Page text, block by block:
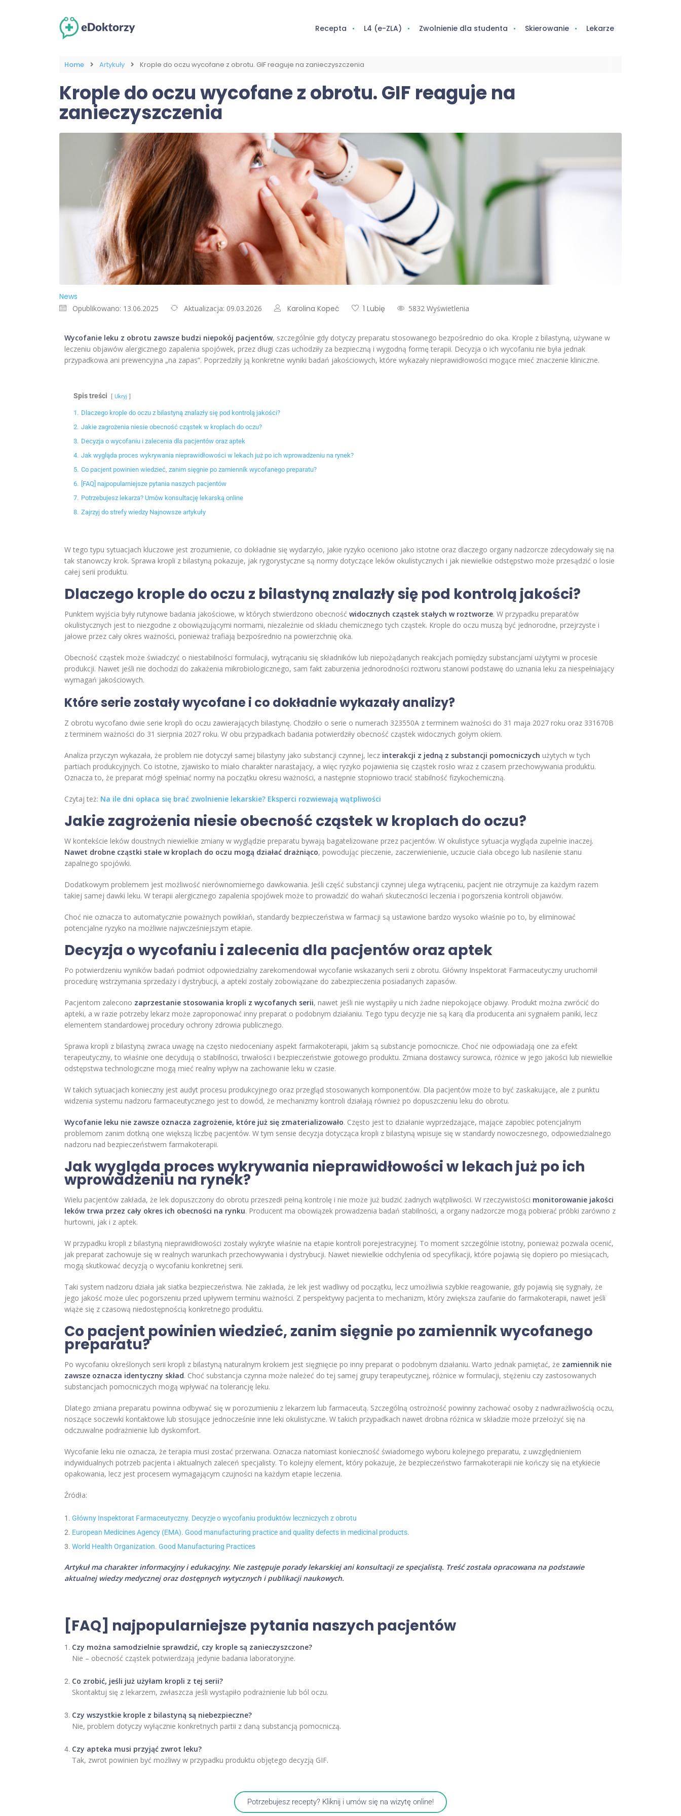
Recepta L4 (e-ZLA) Zwolnienie dla studenta Skierowanie Lekarze
Home Artykuły Krople do oczu wycofane z obrotu. GIF reaguje na zanieczyszczenia
Krople do oczu wycofane z obrotu. GIF reaguje na
zanieczyszczenia
News
Opublikowano: 13.06.2025 Aktualizacja: 09.03.2026 Karolina Kopeć 1 Lubię 5832 Wyświetlenia
Wycofanie leku z obrotu zawsze budzi niepokój pacjentów, szczególnie gdy dotyczy preparatu stosowanego bezpośrednio do oka. Krople z bilastyną, używane w
leczeniu objawów alergicznego zapalenia spojówek, przez długi czas uchodziły za bezpieczną i wygodną formę terapii. Decyzja o ich wycofaniu nie była jednak
przypadkowa ani prewencyjna „na zapas”. Poprzedziły ją konkretne wyniki badań jakościowych, które wykazały nieprawidłowości mogące mieć znaczenie kliniczne.
Spis treści Ukryj
1. Dlaczego krople do oczu z bilastyną znalazły się pod kontrolą jakości?
2. Jakie zagrożenia niesie obecność cząstek w kroplach do oczu?
3. Decyzja o wycofaniu i zalecenia dla pacjentów oraz aptek
4. Jak wygląda proces wykrywania nieprawidłowości w lekach już po ich wprowadzeniu na rynek?
5. Co pacjent powinien wiedzieć, zanim sięgnie po zamiennik wycofanego preparatu?
6. [FAQ] najpopularniejsze pytania naszych pacjentów
7. Potrzebujesz lekarza? Umów konsultację lekarską online
8. Zajrzyj do strefy wiedzy Najnowsze artykuły
W tego typu sytuacjach kluczowe jest zrozumienie, co dokładnie się wydarzyło, jakie ryzyko oceniono jako istotne oraz dlaczego organy nadzorcze zdecydowały się na
tak stanowczy krok. Sprawa kropli z bilastyną pokazuje, jak rygorystyczne są normy dotyczące leków okulistycznych i jak niewielkie odstępstwo może przesądzić o losie
całej serii produktu.
Dlaczego krople do oczu z bilastyną znalazły się pod kontrolą jakości?
Punktem wyjścia były rutynowe badania jakościowe, w których stwierdzono obecność widocznych cząstek stałych w roztworze. W przypadku preparatów
okulistycznych jest to niezgodne z obowiązującymi normami, niezależnie od składu chemicznego tych cząstek. Krople do oczu muszą być jednorodne, przejrzyste i
jałowe przez cały okres ważności, ponieważ trafiają bezpośrednio na powierzchnię oka.
Obecność cząstek może świadczyć o niestabilności formulacji, wytrącaniu się składników lub niepożądanych reakcjach pomiędzy substancjami użytymi w procesie
produkcji. Nawet jeśli nie dochodzi do zakażenia mikrobiologicznego, sam fakt zaburzenia jednorodności roztworu stanowi podstawę do uznania leku za niespełniający
wymagań jakościowych.
Które serie zostały wycofane i co dokładnie wykazały analizy?
Z obrotu wycofano dwie serie kropli do oczu zawierających bilastynę. Chodziło o serie o numerach 323550A z terminem ważności do 31 maja 2027 roku oraz 331670B
z terminem ważności do 31 sierpnia 2027 roku. W obu przypadkach badania potwierdziły obecność cząstek widocznych gołym okiem.
Analiza przyczyn wykazała, że problem nie dotyczył samej bilastyny jako substancji czynnej, lecz interakcji z jedną z substancji pomocniczych użytych w tych
partiach produkcyjnych. Co istotne, zjawisko to miało charakter narastający, a więc ryzyko pojawienia się cząstek rosło wraz z czasem przechowywania produktu.
Oznacza to, że preparat mógł spełniać normy na początku okresu ważności, a następnie stopniowo tracić stabilność fizykochemiczną.
Czytaj też: Na ile dni opłaca się brać zwolnienie lekarskie? Eksperci rozwiewają wątpliwości
Jakie zagrożenia niesie obecność cząstek w kroplach do oczu?
W kontekście leków doustnych niewielkie zmiany w wyglądzie preparatu bywają bagatelizowane przez pacjentów. W okulistyce sytuacja wygląda zupełnie inaczej.
Nawet drobne cząstki stałe w kroplach do oczu mogą działać drażniąco, powodując pieczenie, zaczerwienienie, uczucie ciała obcego lub nasilenie stanu
zapalnego spojówki.
Dodatkowym problemem jest możliwość nierównomiernego dawkowania. Jeśli część substancji czynnej ulega wytrąceniu, pacjent nie otrzymuje za każdym razem
takiej samej dawki leku. W terapii alergicznego zapalenia spojówek może to prowadzić do wahań skuteczności leczenia i pogorszenia kontroli objawów.
Choć nie oznacza to automatycznie poważnych powikłań, standardy bezpieczeństwa w farmacji są ustawione bardzo wysoko właśnie po to, by eliminować
potencjalne ryzyko na możliwie najwcześniejszym etapie.
Decyzja o wycofaniu i zalecenia dla pacjentów oraz aptek
Po potwierdzeniu wyników badań podmiot odpowiedzialny zarekomendował wycofanie wskazanych serii z obrotu. Główny Inspektorat Farmaceutyczny uruchomił
procedurę wstrzymania sprzedaży i dystrybucji, a apteki zostały zobowiązane do zabezpieczenia posiadanych zapasów.
Pacjentom zalecono zaprzestanie stosowania kropli z wycofanych serii, nawet jeśli nie wystąpiły u nich żadne niepokojące objawy. Produkt można zwrócić do
apteki, a w razie potrzeby lekarz może zaproponować inny preparat o podobnym działaniu. Tego typu decyzje nie są karą dla producenta ani sygnałem paniki, lecz
elementem standardowej procedury ochrony zdrowia publicznego.
Sprawa kropli z bilastyną zwraca uwagę na często niedoceniany aspekt farmakoterapii, jakim są substancje pomocnicze. Choć nie odpowiadają one za efekt
terapeutyczny, to właśnie one decydują o stabilności, trwałości i bezpieczeństwie gotowego produktu. Zmiana dostawcy surowca, różnice w jego jakości lub niewielkie
odstępstwa technologiczne mogą mieć realny wpływ na zachowanie leku w czasie.
W takich sytuacjach konieczny jest audyt procesu produkcyjnego oraz przegląd stosowanych komponentów. Dla pacjentów może to być zaskakujące, ale z punktu
widzenia systemu nadzoru farmaceutycznego jest to dowód, że mechanizmy kontroli działają również po dopuszczeniu leku do obrotu.
Wycofanie leku nie zawsze oznacza zagrożenie, które już się zmaterializowało. Często jest to działanie wyprzedzające, mające zapobiec potencjalnym
problemom zanim dotkną one większą liczbę pacjentów. W tym sensie decyzja dotycząca kropli z bilastyną wpisuje się w standardy nowoczesnego, odpowiedzialnego
nadzoru nad bezpieczeństwem farmakoterapii.
Jak wygląda proces wykrywania nieprawidłowości w lekach już po ich
wprowadzeniu na rynek?
Wielu pacjentów zakłada, że lek dopuszczony do obrotu przeszedł pełną kontrolę i nie może już budzić żadnych wątpliwości. W rzeczywistości monitorowanie jakości
leków trwa przez cały okres ich obecności na rynku. Producent ma obowiązek prowadzenia badań stabilności, a organy nadzorcze mogą pobierać próbki zarówno z
hurtowni, jak i z aptek.
W przypadku kropli z bilastyną nieprawidłowości zostały wykryte właśnie na etapie kontroli porejestracyjnej. To moment szczególnie istotny, ponieważ pozwala ocenić,
jak preparat zachowuje się w realnych warunkach przechowywania i dystrybucji. Nawet niewielkie odchylenia od specyfikacji, które pojawią się dopiero po miesiącach,
mogą skutkować decyzją o wycofaniu konkretnej serii.
Taki system nadzoru działa jak siatka bezpieczeństwa. Nie zakłada, że lek jest wadliwy od początku, lecz umożliwia szybkie reagowanie, gdy pojawią się sygnały, że
jego jakość może ulec pogorszeniu przed upływem terminu ważności. Z perspektywy pacjenta to mechanizm, który zwiększa zaufanie do farmakoterapii, nawet jeśli
wiąże się z czasową niedostępnością konkretnego produktu.
Co pacjent powinien wiedzieć, zanim sięgnie po zamiennik wycofanego
preparatu?
Po wycofaniu określonych serii kropli z bilastyną naturalnym krokiem jest sięgnięcie po inny preparat o podobnym działaniu. Warto jednak pamiętać, że zamiennik nie
zawsze oznacza identyczny skład. Choć substancja czynna może należeć do tej samej grupy terapeutycznej, różnice w formulacji, stężeniu czy zastosowanych
substancjach pomocniczych mogą wpływać na tolerancję leku.
Dlatego zmiana preparatu powinna odbywać się w porozumieniu z lekarzem lub farmaceutą. Szczególną ostrożność powinny zachować osoby z nadwrażliwością oczu,
noszące soczewki kontaktowe lub stosujące jednocześnie inne leki okulistyczne. W takich przypadkach nawet drobna różnica w składzie może przełożyć się na
odczuwalne podrażnienie lub dyskomfort.
Wycofanie leku nie oznacza, że terapia musi zostać przerwana. Oznacza natomiast konieczność świadomego wyboru kolejnego preparatu, z uwzględnieniem
indywidualnych potrzeb pacjenta i aktualnych zaleceń specjalisty. To kolejny element, który pokazuje, że bezpieczeństwo farmakoterapii nie kończy się na etykiecie
opakowania, lecz jest procesem wymagającym czujności na każdym etapie leczenia.
Źródła:
Główny Inspektorat Farmaceutyczny. Decyzje o wycofaniu produktów leczniczych z obrotu
European Medicines Agency (EMA). Good manufacturing practice and quality defects in medicinal products.
World Health Organization. Good Manufacturing Practices
Artykuł ma charakter informacyjny i edukacyjny. Nie zastępuje porady lekarskiej ani konsultacji ze specjalistą. Treść została opracowana na podstawie
aktualnej wiedzy medycznej oraz dostępnych wytycznych i publikacji naukowych.
[FAQ] najpopularniejsze pytania naszych pacjentów
Czy można samodzielnie sprawdzić, czy krople są zanieczyszczone?
Nie – obecność cząstek potwierdzają jedynie badania laboratoryjne.
Co zrobić, jeśli już użyłam kropli z tej serii?
Skontaktuj się z lekarzem, zwłaszcza jeśli wystąpiło podrażnienie lub ból oczu.
Czy wszystkie krople z bilastyną są niebezpieczne?
Nie, problem dotyczy wyłącznie konkretnych partii z daną substancją pomocniczą.
Czy apteka musi przyjąć zwrot leku?
Tak, zwrot powinien być możliwy w przypadku produktu objętego decyzją GIF.
Potrzebujesz recepty? Kliknij i umów się na wizytę online!